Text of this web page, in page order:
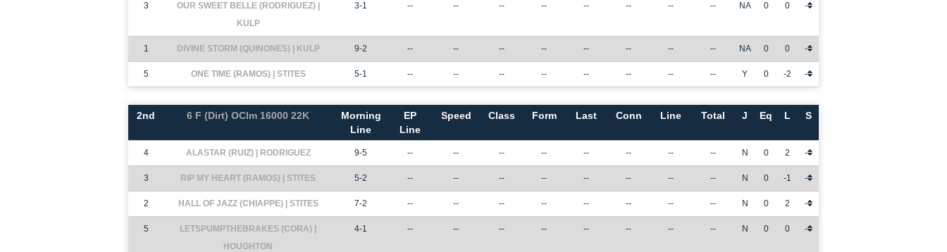
3
OUR SWEET BELLE (RODRIGUEZ) |
KULP
3-1 -- -- -- -- -- -- -- -- NA 0 0 -
1 DIVINE STORM (QUINONES) | KULP 9-2 -- -- -- -- -- -- -- -- NA 0 0 -
5 ONE TIME (RAMOS) | STITES 5-1 -- -- -- -- -- -- -- -- Y 0 -2 -
2nd 6 F (Dirt) OClm 16000 22K
Morning
Line
EP
Line
Speed Class Form Last Conn Line Total J Eq L S
4 ALASTAR (RUIZ) | RODRIGUEZ 9-5 -- -- -- -- -- -- -- -- N 0 2 -
3 RIP MY HEART (RAMOS) | STITES 5-2 -- -- -- -- -- -- -- -- N 0 -1 -
2 HALL OF JAZZ (CHIAPPE) | STITES 7-2 -- -- -- -- -- -- -- -- N 0 2 -
5
LETSPUMPTHEBRAKES (CORA) |
HOUGHTON
4-1 -- -- -- -- -- -- -- -- N 0 0 -